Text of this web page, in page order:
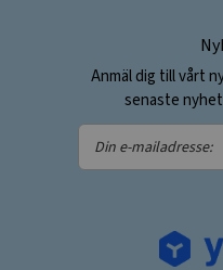
Anmäl dig till vårt
senaste
Din
e-